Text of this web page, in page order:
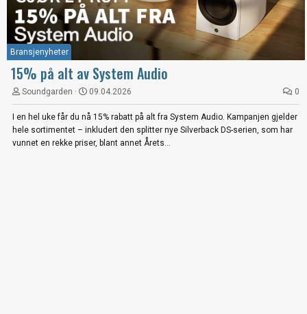
Bransjenyheter
15% på alt av System Audio
Soundgarden 09.04.2026 0
I en hel uke får du nå 15% rabatt på alt fra System Audio. Kampanjen gjelder
hele sortimentet – inkludert den splitter nye Silverback DS-serien, som har
vunnet en rekke priser, blant annet Årets...